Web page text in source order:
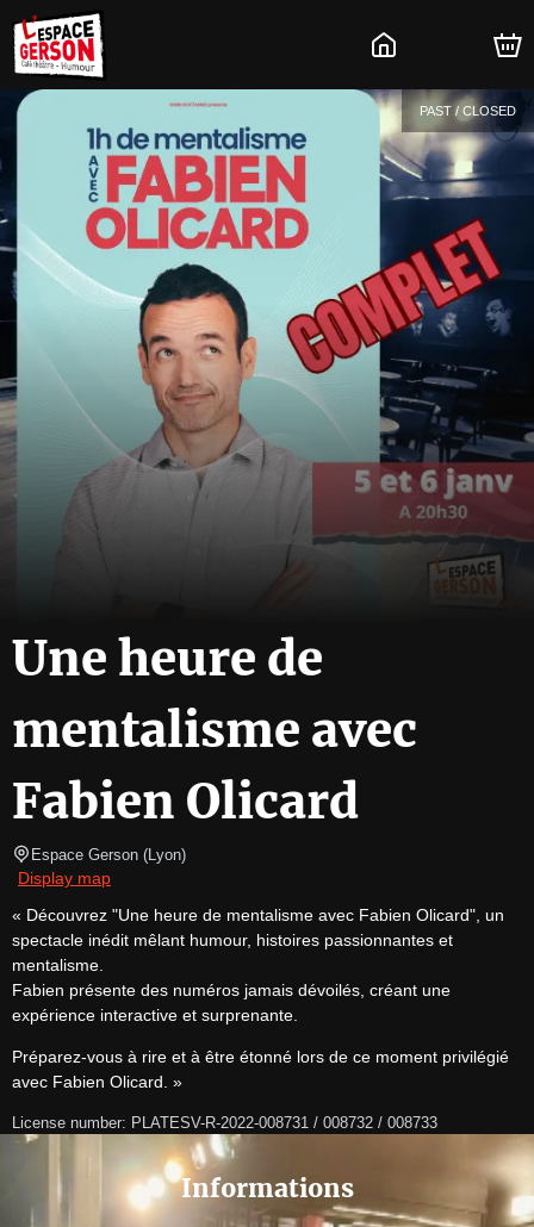
PAST / CLOSED
Une heure de
mentalisme avec
Fabien Olicard
Espace Gerson (Lyon)
Display map
« Découvrez "Une heure de mentalisme avec Fabien Olicard", un
spectacle inédit mêlant humour, histoires passionnantes et
mentalisme.
Fabien présente des numéros jamais dévoilés, créant une
expérience interactive et surprenante.
Préparez-vous à rire et à être étonné lors de ce moment privilégié
avec Fabien Olicard. »
License number: PLATESV-R-2022-008731 / 008732 / 008733
Informations